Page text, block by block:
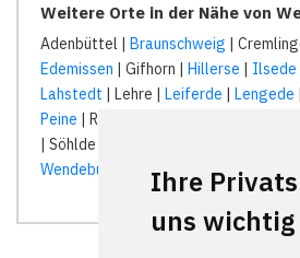
Ihre
uns wichtig
Weitere Orte in der Nähe von
Adenbüttel | Braunschweig |
Edemissen | Gifhorn | Hillerse | Ilsede
Lahstedt | Lehre | Leiferde | Lengede |
Peine | Ribbesbüttel |
| Söhlde | Uetze |
Wendeburg
| Wolfenbüttel |